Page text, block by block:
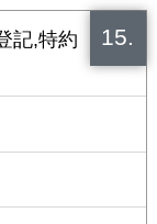
15.
記,特約